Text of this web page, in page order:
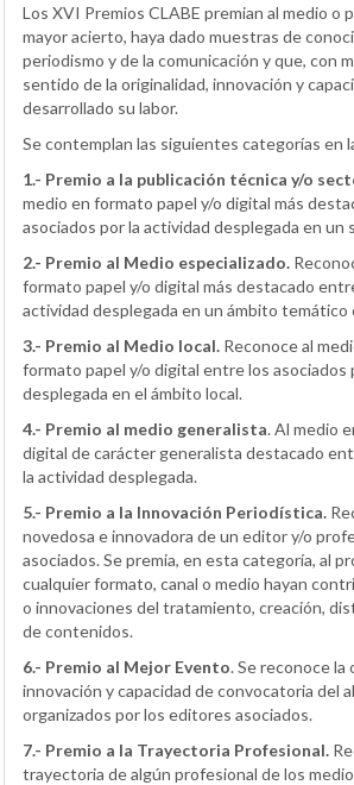
Los XVI Premios CLABE premian al medio o
mayor acierto, haya dado muestras de
periodismo y de la comunicación y que, con
sentido de la originalidad, innovación y
desarrollado su labor.
Se contemplan las siguientes categorías en
1.- Premio a la publicación técnica y/o
medio en formato papel y/o digital más
asociados por la actividad desplegada en
2.- Premio al Medio especializado.
formato papel y/o digital más destacado
actividad desplegada en un ámbito
3.- Premio al Medio local. Reconoce al
formato papel y/o digital entre los asociados
desplegada en el ámbito local.
4.- Premio al medio generalista. Al medio
digital de carácter generalista destacado
la actividad desplegada.
5.- Premio a la Innovación Periodística.
novedosa e innovadora de un editor y/o
asociados. Se premia, en esta categoría, al
cualquier formato, canal o medio hayan
o innovaciones del tratamiento, creación,
de contenidos.
6.- Premio al Mejor Evento. Se reconoce la
innovación y capacidad de convocatoria del
organizados por los editores asociados.
7.- Premio a la Trayectoria Profesional.
trayectoria de algún profesional de los